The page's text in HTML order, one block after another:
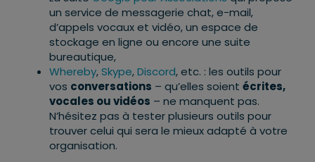
un service de messagerie chat, e-mail,
d’appels vocaux et vidéo, un espace de
stockage en ligne ou encore une suite
bureautique,
Whereby,Skype,Discord, etc. : les outils pour
vos conversations – qu’elles soient écrites,
vocales ou vidéos – ne manquent pas.
N’hésitez pas à tester plusieurs outils pour
trouver celui qui sera le mieux adapté à votre
organisation.